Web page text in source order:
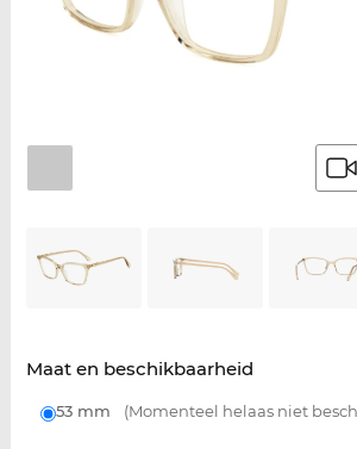
Maat en beschikbaarheid
53 mm (Momenteel helaas niet